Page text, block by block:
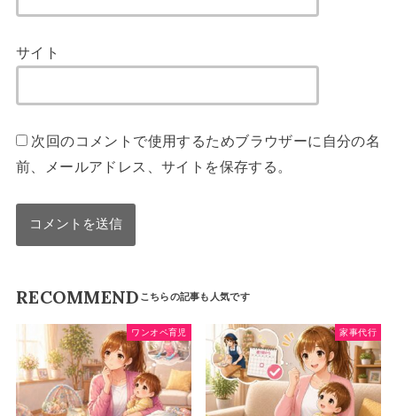
サイト
次回のコメントで使用するためブラウザーに自分の名
前、メールアドレス、サイトを保存する。
RECOMMEND
ワンオペ育児 家事代行